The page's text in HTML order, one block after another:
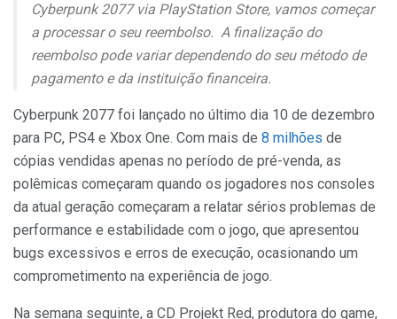
Cyberpunk 2077 via PlayStation Store, vamos começar
a processar o seu reembolso. A finalização do
reembolso pode variar dependendo do seu método de
pagamento e da instituição financeira.
Cyberpunk 2077 foi lançado no último dia 10 de dezembro
para PC, PS4 e Xbox One. Com mais de 8 milhões de
cópias vendidas apenas no período de pré-venda, as
polêmicas começaram quando os jogadores nos consoles
da atual geração começaram a relatar sérios problemas de
performance e estabilidade com o jogo, que apresentou
bugs excessivos e erros de execução, ocasionando um
comprometimento na experiência de jogo.
Na semana seguinte, a CD Projekt Red, produtora do game,